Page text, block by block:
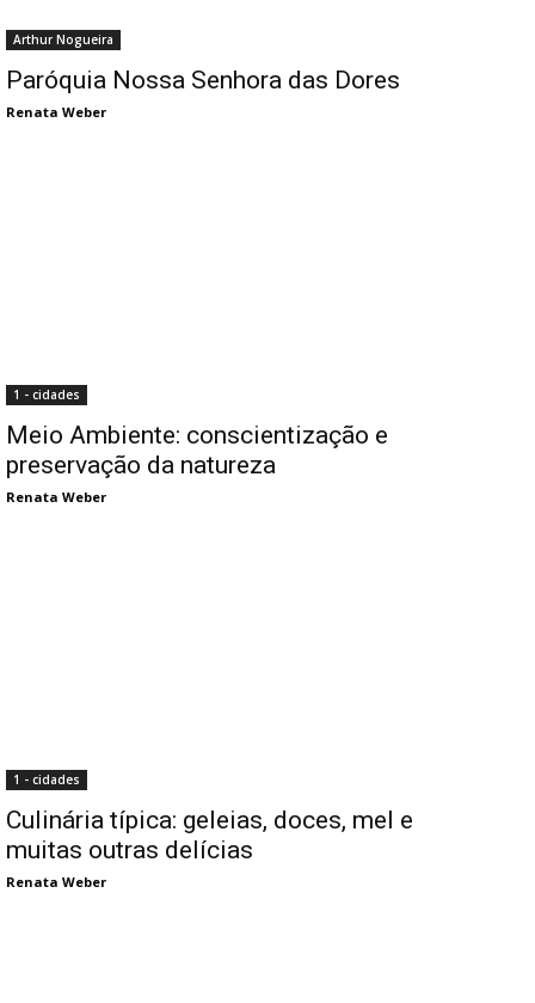
Arthur Nogueira
Paróquia Nossa Senhora das Dores
Renata Weber
1 - cidades
Meio Ambiente: conscientização e
preservação da natureza
Renata Weber
1 - cidades
Culinária típica: geleias, doces, mel e
muitas outras delícias
Renata Weber